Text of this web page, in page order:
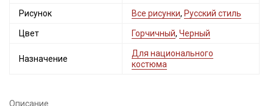
Рисунок Все рисунки, Русский стиль
Цвет Горчичный, Черный
Назначение
Для национального
костюма
Описание